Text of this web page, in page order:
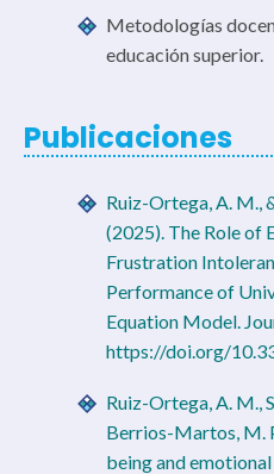
Metodologías
educación superior.
Publicaciones
Ruiz-Ortega, A. M.,
(2025). The Role of
Frustration
Performance of
Equation Model.
https://doi.org/
Ruiz-Ortega, A. M.,
Berrios-Martos, M.
being and